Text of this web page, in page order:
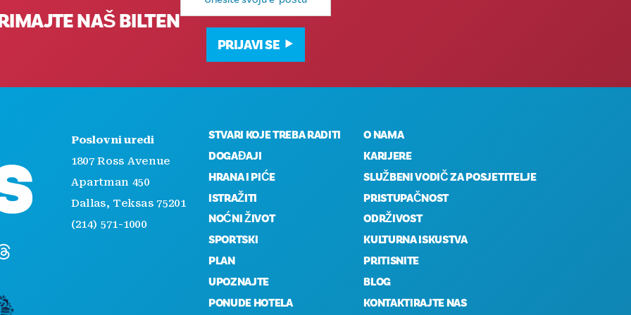
NAŠ BILTEN
PRIJAVI SE
Poslovni uredi
1807 Ross Avenue
Apartman 450
Dallas, Teksas 75201
(214) 571-1000
STVARI KOJE TREBA RADITI
DOGAĐAJI
HRANA I PIĆE
ISTRAŽITI
NOĆNI ŽIVOT
SPORTSKI
PLAN
UPOZNAJTE
PONUDE HOTELA
O NAMA
KARIJERE
SLUŽBENI VODIČ ZA POSJETITELJE
PRISTUPAČNOST
ODRŽIVOST
KULTURNA ISKUSTVA
PRITISNITE
BLOG
KONTAKTIRAJTE NAS